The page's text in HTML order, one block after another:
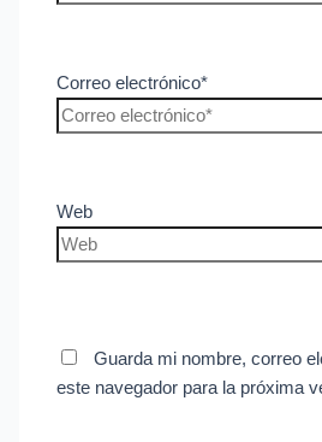
Correo electrónico*
Web
Guarda mi nombre, correo
este navegador para la próxima